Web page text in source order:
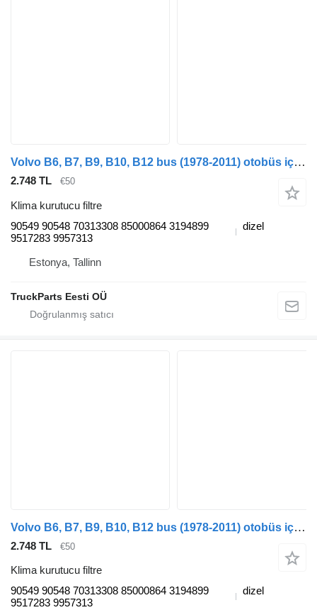
Volvo B6, B7, B9, B10, B12 bus (1978-2011) otobüs için Haldex B12B (01.97-12.11) 90549 90548 klima kurutucu filtre
2.748 TL €50
Klima kurutucu filtre
90549 90548 70313308 85000864 3194899
9517283 9957313
dizel
Estonya, Tallinn
TruckParts Eesti OÜ
Volvo B6, B7, B9, B10, B12 bus (1978-2011) otobüs için Haldex B12B (01.97-12.11) 90549 90548 klima kurutucu filtre
2.748 TL €50
Klima kurutucu filtre
90549 90548 70313308 85000864 3194899
9517283 9957313
dizel